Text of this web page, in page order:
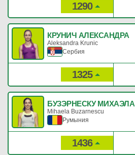
1290
КРУНИЧ АЛЕКСАНДРА
Aleksandra Krunic
Сербия
1325
БУЗЭРНЕСКУ МИХАЭЛА
Mihaela Buzarnescu
Румыния
1436